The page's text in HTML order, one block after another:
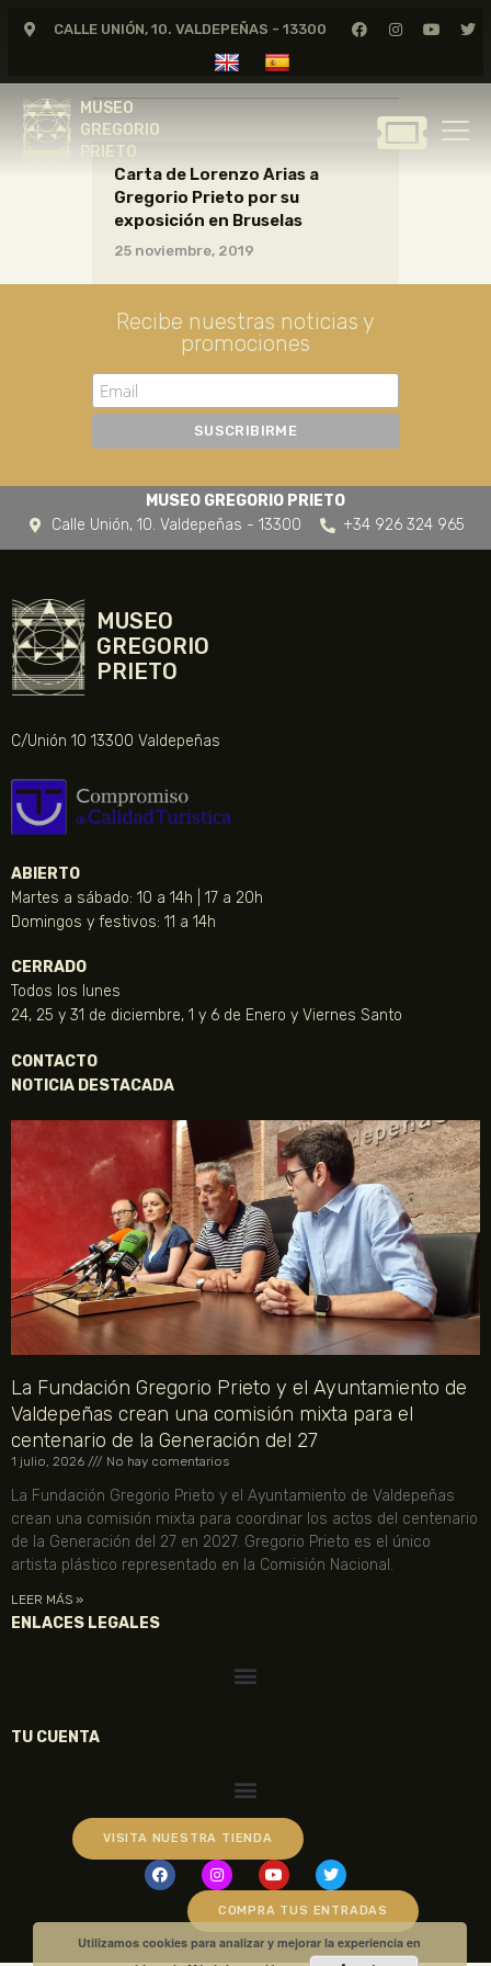
CALLE UNIÓN, 10. VALDEPEÑAS - 13300
MUSEO
GREGORIO
PRIETO
MUSEO
GREGORIO
GREGORIO PRIETO
MUSEO
ARCHIVO
CERTAMEN DE DIBUJO
FUNDACIÓN
NOTICIAS
Carta de Lorenzo Arias a
Gregorio Prieto por su
exposición en Bruselas
25 noviembre, 2019
Recibe nuestras noticias y
promociones
MUSEO GREGORIO PRIETO
Calle Unión, 10. Valdepeñas - 13300
+34 926 324 965
MUSEO
GREGORIO
PRIETO
C/Unión 10 13300 Valdepeñas
ABIERTO
Martes a sábado: 10 a 14h | 17 a 20h
Domingos y festivos: 11 a 14h
CERRADO
Todos los lunes
24, 25 y 31 de diciembre, 1 y 6 de Enero y Viernes Santo
CONTACTO
NOTICIA DESTACADA
La Fundación Gregorio Prieto y el Ayuntamiento de
Valdepeñas crean una comisión mixta para el
centenario de la Generación del 27
1 julio, 2026 No hay comentarios
La Fundación Gregorio Prieto y el Ayuntamiento de Valdepeñas
crean una comisión mixta para coordinar los actos del centenario
de la Generación del 27 en 2027. Gregorio Prieto es el único
artista plástico representado en la Comisión Nacional.
LEER MÁS »
ENLACES LEGALES
TU CUENTA
VISITA NUESTRA TIENDA
COMPRA TUS ENTRADAS
Utilizamos cookies para analizar y mejorar la experiencia en